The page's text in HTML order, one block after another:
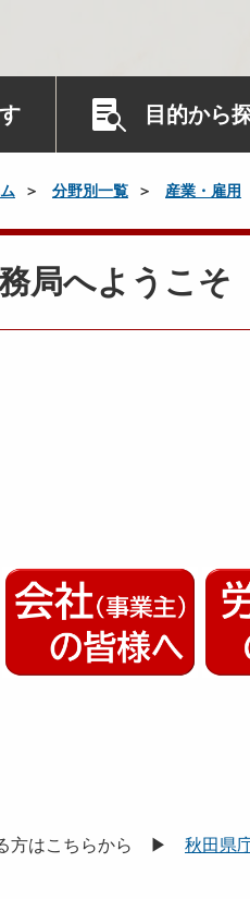
目的から
分野別一覧 産業・雇用
局へようこそ
方はこちらから ▶ 秋田県